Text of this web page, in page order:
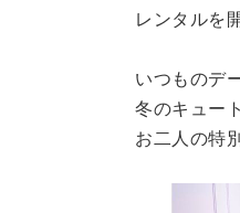
レンタルを
いつものデ
冬のキュー
お二人の特